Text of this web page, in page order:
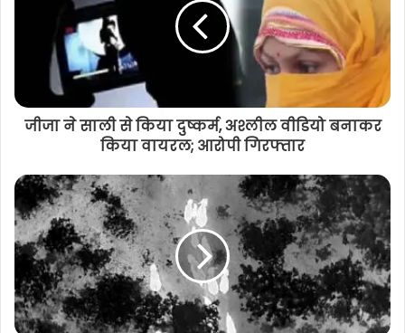
जीजा ने साली से किया दुष्कर्म, अश्लील वीडियो बनाकर
किया वायरल; आरोपी गिरफ्तार